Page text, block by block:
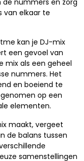
de nummers en zorg
van elkaar te
kan je DJ-mix
een gevoel van
mix als een geheel
nummers. Het
en boeiend te
op een
elementen.
maakt, vergeet
de balans tussen
samenstellingen